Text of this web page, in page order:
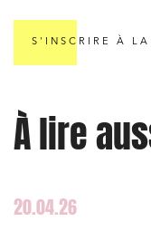
S'INSCRIRE À LA
À lire
20.04.26
Services
Urbanisme et
Droit des